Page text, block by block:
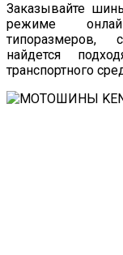
Заказывайте
режиме
типоразмеров,
найдется
транспортного